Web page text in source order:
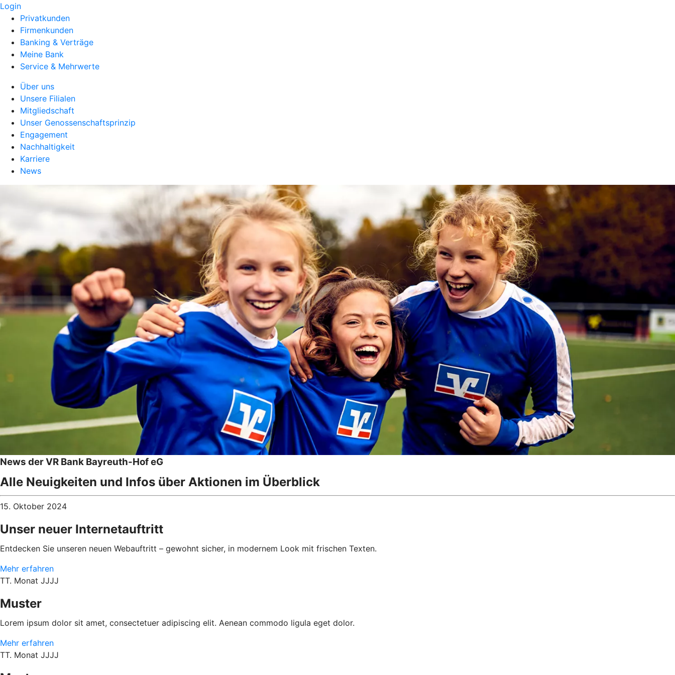
Login
Privatkunden
Firmenkunden
Banking & Verträge
Meine Bank
Service & Mehrwerte
Über uns
Unsere Filialen
Mitgliedschaft
Unser Genossenschaftsprinzip
Engagement
Nachhaltigkeit
Karriere
News
News der VR Bank Bayreuth-Hof eG
Alle Neuigkeiten und Infos über Aktionen im Überblick
15. Oktober 2024
Unser neuer Internetauftritt
Entdecken Sie unseren neuen Webauftritt – gewohnt sicher, in modernem Look mit frischen Texten.
Mehr erfahren
TT. Monat JJJJ
Muster
Lorem ipsum dolor sit amet, consectetuer adipiscing elit. Aenean commodo ligula eget dolor.
Mehr erfahren
TT. Monat JJJJ